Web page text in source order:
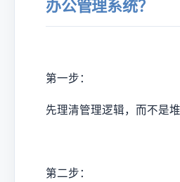
办公管理系统？
第一步：
先理清管理逻辑，而不是堆
第二步：